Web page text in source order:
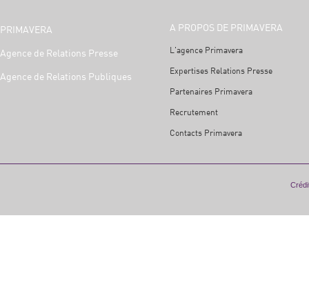
PRIMAVERA
Agence de Relations Presse
Agence de Relations Publiques
A PROPOS DE PRIMAVERA
L'agence Primavera
Expertises Relations Presse
Partenaires Primavera
Recrutement
Contacts Primavera